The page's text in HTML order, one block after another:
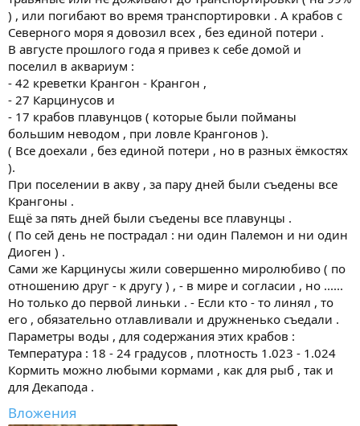
) , или погибают во время транспортировки . А крабов с
Северного моря я довозил всех , без единой потери .
В августе прошлого года я привез к себе домой и
поселил в аквариум :
- 42 креветки Крангон - Крангон ,
- 27 Карцинусов и
- 17 крабов плавунцов ( которые были пойманы
большим неводом , при ловле Крангонов ).
( Все доехали , без единой потери , но в разных ёмкостях
).
При поселении в акву , за пару дней были съедены все
Крангоны .
Ещё за пять дней были съедены все плавунцы .
( По сей день не пострадал : ни один Палемон и ни один
Диоген ) .
Сами же Карцинусы жили совершенно миролюбиво ( по
отношению друг - к другу ) , - в мире и согласии , но ......
Но только до первой линьки . - Если кто - то линял , то
его , обязательно отлавливали и дружненько съедали .
Параметры воды , для содержания этих крабов :
Температура : 18 - 24 градусов , плотность 1.023 - 1.024
Кормить можно любыми кормами , как для рыб , так и
для Декапода .
Вложения